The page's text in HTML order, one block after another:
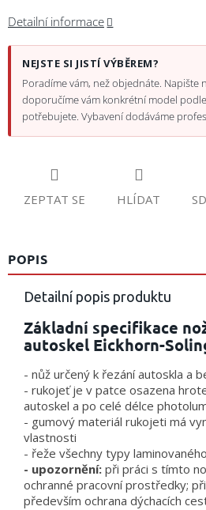
Detailní informace
NEJSTE SI JISTÍ VÝBĚREM?
Poradíme vám, než objednáte. Napište
doporučíme vám konkrétní model
potřebujete. Vybavení dodáváme
ZEPTAT SE HLÍDAT
POPIS
Detailní popis produktu
Základní specifikace
autoskel Eickhorn-
- nůž určený k řezání autoskla a
- rukojeť je v patce osazena
autoskel a po celé délce
- gumový materiál rukojeti má
vlastnosti
- řeže všechny typy
- upozornění: při práci s tímto
ochranné pracovní prostředky;
především ochrana dýchacích